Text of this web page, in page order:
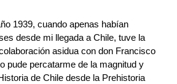
1939, cuando apenas habían
desde mi llegada a Chile, tuve la
asidua con don Francisco
pude percatarme de la magnitud y
de Chile desde la Prehistoria